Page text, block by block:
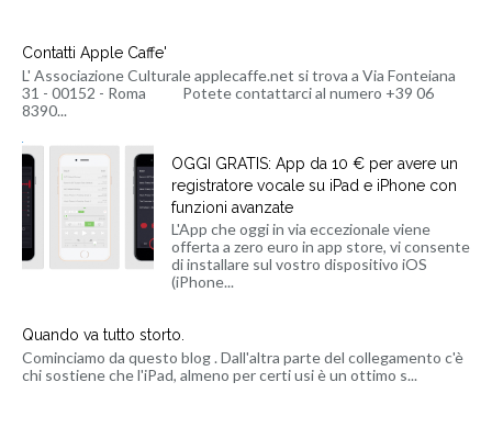
Contatti Apple Caffe'
L' Associazione Culturale applecaffe.net si trova a Via Fonteiana
31 - 00152 - Roma Potete contattarci al numero +39 06
8390...
OGGI GRATIS: App da 10 € per avere un
registratore vocale su iPad e iPhone con
funzioni avanzate
L'App che oggi in via eccezionale viene
offerta a zero euro in app store, vi consente
di installare sul vostro dispositivo iOS
(iPhone...
Quando va tutto storto.
Cominciamo da questo blog . Dall'altra parte del collegamento c'è
chi sostiene che l'iPad, almeno per certi usi è un ottimo s...